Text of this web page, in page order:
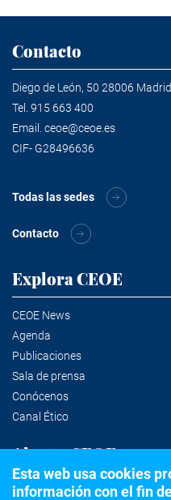
Contacto
Diego de León, 50 28006 Madrid
Tel. 915 663 400
Email. ceoe@ceoe.es
CIF- G28496636
Todas las sedes
Contacto
Explora CEOE
CEOE News
Agenda
Publicaciones
Sala de prensa
Conócenos
Canal Ético
Alertas CEOE
Esta web usa cookies
información con el fin